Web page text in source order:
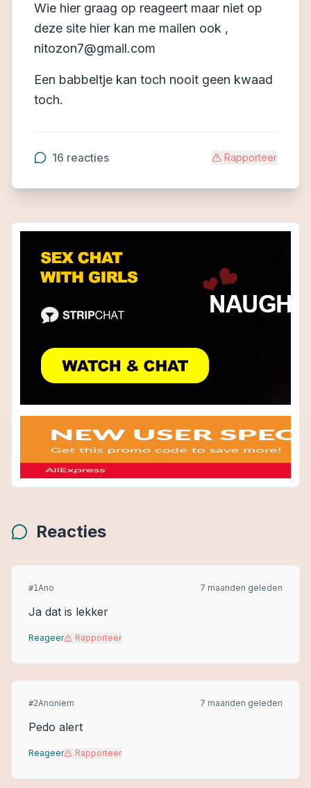
Wie hier graag op reageert maar niet op
deze site hier kan me mailen ook ,
nitozon7@gmail.com
Een babbeltje kan toch nooit geen kwaad
toch.
16 reacties Rapporteer
Reacties
#1Ano 7 maanden geleden
Ja dat is lekker
Reageer Rapporteer
#2Anoniem 7 maanden geleden
Pedo alert
Reageer Rapporteer